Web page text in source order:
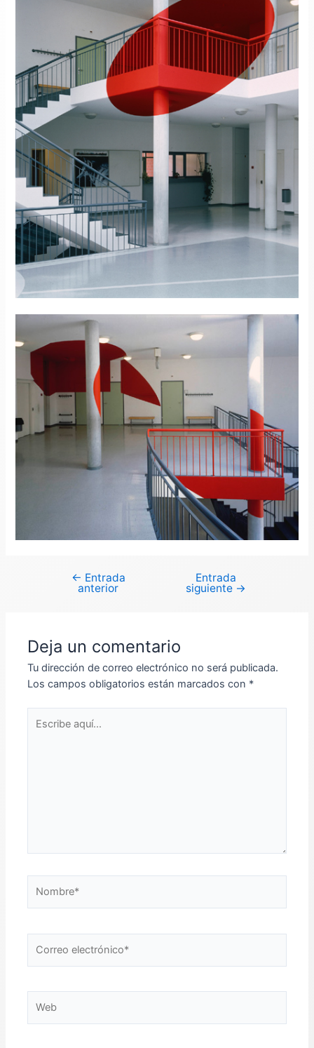
Navegación
← Entrada
anterior
Entrada
siguiente →
Deja un comentario
Tu dirección de correo electrónico no será publicada.
Los campos obligatorios están marcados con *
aquí...
electrónico*